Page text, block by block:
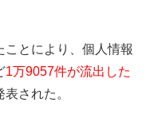
ことにより、個人情報
1万9057件が流出した
された。